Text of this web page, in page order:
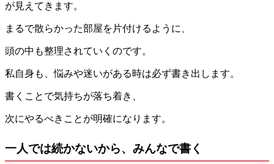
が見えてきます。
まるで散らかった部屋を片付けるように、
頭の中も整理されていくのです。
私自身も、悩みや迷いがある時は必ず書き出します。
書くことで気持ちが落ち着き、
次にやるべきことが明確になります。
一人では続かないから、みんなで書く